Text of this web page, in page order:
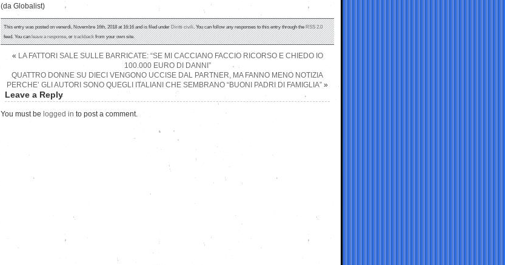
(da Globalist)
This entry was posted on venerdì, Novembre 16th, 2018 at 16:16 and is filed underDiritti civili. You can follow any responses to this entry through theRSS 2.0
feed. You canleave a response, ortrackbackfrom your own site.
« LA FATTORI SALE SULLE BARRICATE: “SE MI CACCIANO FACCIO RICORSO E CHIEDO IO
100.000 EURO DI DANNI”
QUATTRO DONNE SU DIECI VENGONO UCCISE DAL PARTNER, MA FANNO MENO NOTIZIA
PERCHE’ GLI AUTORI SONO QUEGLI ITALIANI CHE SEMBRANO “BUONI PADRI DI FAMIGLIA” »
Leave a Reply
You must be logged in to post a comment.